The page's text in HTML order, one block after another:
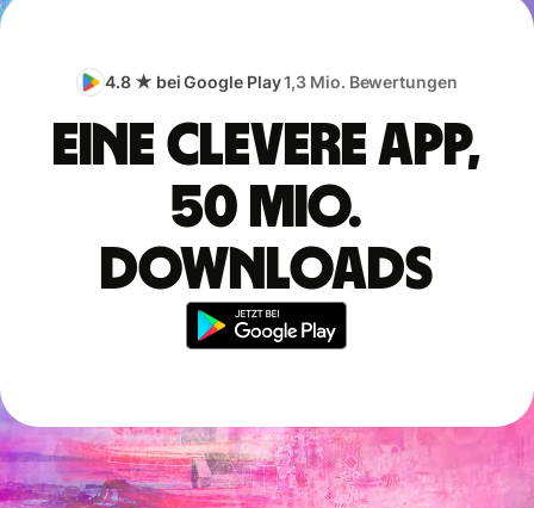
4.8 ★ bei Google Play1,3 Mio. Bewertungen
Eine clevere App,
50 Mio.
Downloads